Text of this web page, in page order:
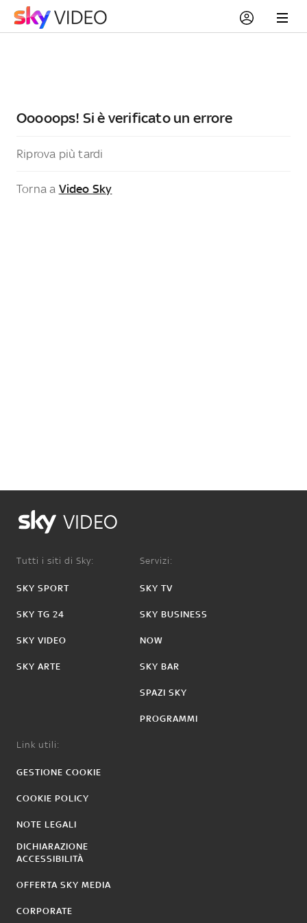
Ooooops! Si è verificato un errore
Riprova più tardi
Torna a Video Sky
VIDEO
Tutti i siti di Sky:
SKY SPORT
SKY TG 24
SKY VIDEO
SKY ARTE
Servizi:
SKY TV
SKY BUSINESS
NOW
SKY BAR
SPAZI SKY
PROGRAMMI
Link utili:
GESTIONE COOKIE
COOKIE POLICY
NOTE LEGALI
DICHIARAZIONE
ACCESSIBILITÀ
OFFERTA SKY MEDIA
CORPORATE